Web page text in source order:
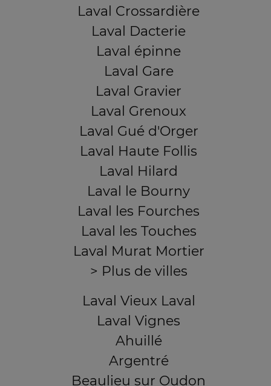
Laval Crossardière
Laval Dacterie
Laval épinne
Laval Gare
Laval Gravier
Laval Grenoux
Laval Gué d'Orger
Laval Haute Follis
Laval Hilard
Laval le Bourny
Laval les Fourches
Laval les Touches
Laval Murat Mortier
> Plus de villes
Laval Vieux Laval
Laval Vignes
Ahuillé
Argentré
Beaulieu sur Oudon